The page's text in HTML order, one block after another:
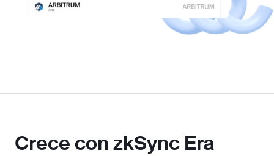
Crece con zkSync Era